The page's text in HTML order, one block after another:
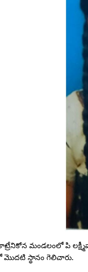
మండలంలో పి
స్థానం గెలిచారు.